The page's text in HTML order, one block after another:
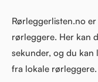
Rørleggerlisten.no
rørleggere. Her kan
sekunder, og du kan
fra lokale